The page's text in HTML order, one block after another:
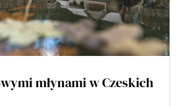
młynami w Czeskich